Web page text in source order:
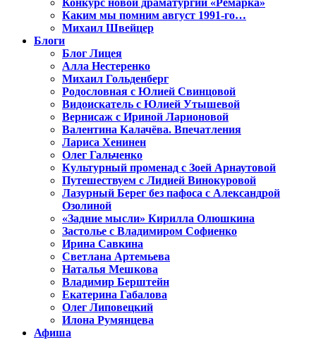
Конкурс новой драматургии «Ремарка»
Каким мы помним август 1991-го…
Михаил Швейцер
Блоги
Блог Лицея
Алла Нестеренко
Михаил Гольденберг
Родословная с Юлией Свинцовой
Видоискатель с Юлией Утышевой
Вернисаж с Ириной Ларионовой
Валентина Калачёва. Впечатления
Лариса Хенинен
Олег Гальченко
Культурный променад с Зоей Арнаутовой
Путешествуем с Лидией Винокуровой
Лазурный Берег без пафоса с Александрой
Озолиной
«Задние мысли» Кирилла Олюшкина
Застолье с Владимиром Софиенко
Ирина Савкина
Светлана Артемьева
Наталья Мешкова
Владимир Берштейн
Екатерина Габалова
Олег Липовецкий
Илона Румянцева
Афиша